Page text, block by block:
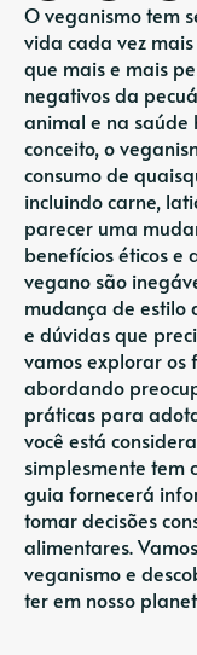
O veganismo tem
vida cada vez
que mais e mais
negativos da
animal e na saúde
conceito, o
consumo de
incluindo carne,
parecer uma
benefícios éticos e
vegano são
mudança de estilo
e dúvidas que
vamos explorar os
abordando
práticas para
você está
simplesmente tem
guia fornecerá
tomar decisões
alimentares.
veganismo e
ter em nosso